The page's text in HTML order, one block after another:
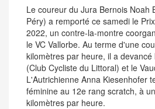
Le coureur du Jura Bernois Noah
Péry) a remporté ce samedi le
2022, un contre-la-montre
le VC Vallorbe. Au terme d'une
kilomètres par heure, il a devancé
(Club Cycliste du Littoral) et le
L'Autrichienne Anna Kiesenhofer
féminine au 12e rang scratch, à
kilomètres par heure.